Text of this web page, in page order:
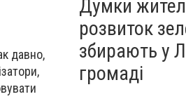
давно,
Думки
розвиток
збирають у
громаді